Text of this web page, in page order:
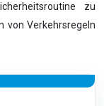
zu
von Verkehrsregeln